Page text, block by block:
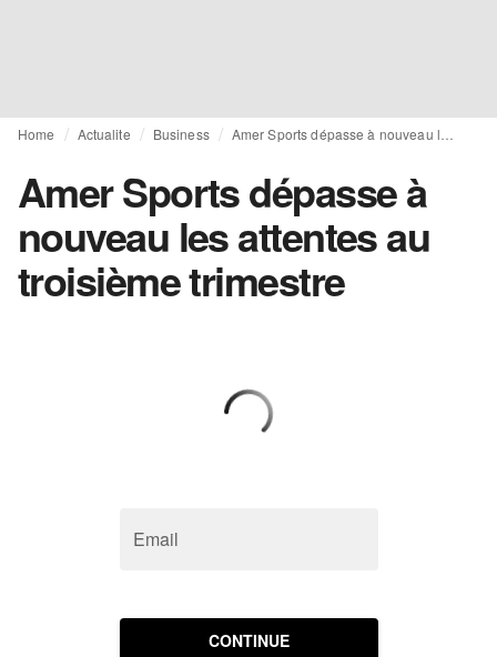
Home Actualite Business
Amer Sports dépasse à
nouveau les attentes au
troisième trimestre
Email
CONTINUE